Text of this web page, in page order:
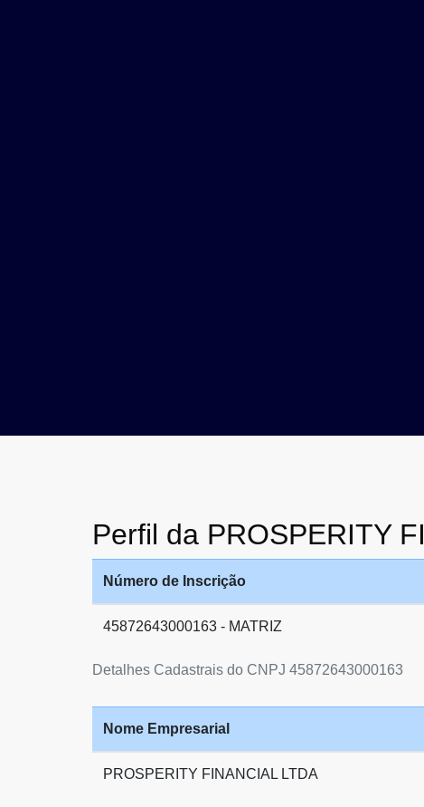
Perfil da PROSPERITY
Detalhes Cadastrais do CNPJ 45872643000163
Número de Inscrição
45872643000163 - MATRIZ
Nome Empresarial
PROSPERITY FINANCIAL LTDA